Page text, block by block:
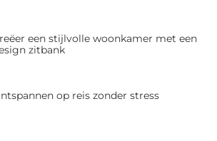
een stijlvolle woonkamer met een
zitbank
op reis zonder stress